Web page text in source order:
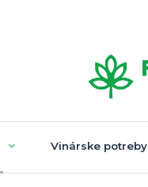
Vinárske potreby